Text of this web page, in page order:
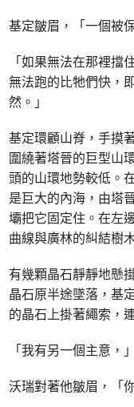
基定皺眉，「一個被
「如果無法在那裡
無法跑的比牠們快，
然。」
基定環顧山脊，手摸
圍繞著塔晉的巨型山
頭的山環地勢較低。
是巨大的內海，由塔
壩把它固定住。在左
曲線與廣林的糾結樹
有幾顆晶石靜靜地懸
晶石原半途墜落，基
的晶石上掛著繩索，
「我有另一個主意，
沃瑞對著他皺眉，「